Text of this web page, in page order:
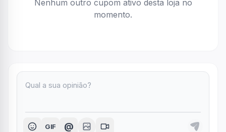
Nenhum outro cupom ativo desta loja no
momento.
GIF @